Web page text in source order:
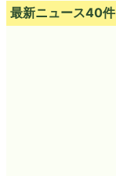
最新ニュース40件